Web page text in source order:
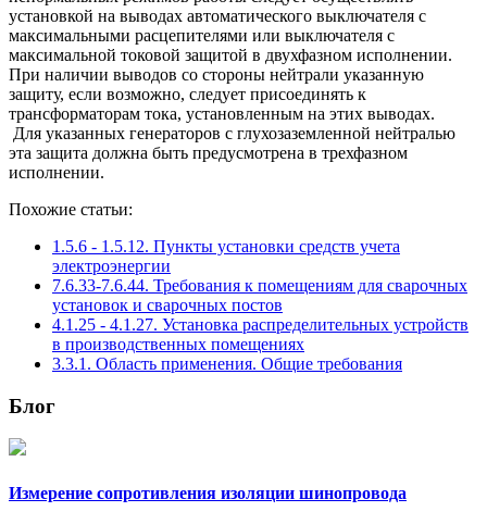
установкой на выводах автоматического выключателя с
максимальными расцепителями или выключателя с
максимальной токовой защитой в двухфазном исполнении.
При наличии выводов со стороны нейтрали указанную
защиту, если возможно, следует присоединять к
трансформаторам тока, установленным на этих выводах.
Для указанных генераторов с глухозаземленной нейтралью
эта защита должна быть предусмотрена в трехфазном
исполнении.
Похожие статьи:
1.5.6 - 1.5.12. Пункты установки средств учета
электроэнергии
7.6.33-7.6.44. Требования к помещениям для сварочных
установок и сварочных постов
4.1.25 - 4.1.27. Установка распределительных устройств
в производственных помещениях
3.3.1. Область применения. Общие требования
Блог
Измерение сопротивления изоляции шинопровода